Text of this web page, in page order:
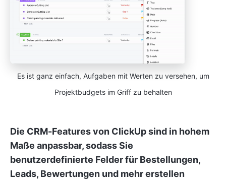
Es ist ganz einfach, Aufgaben mit Werten zu versehen, um
Projektbudgets im Griff zu behalten
Die CRM-Features von ClickUp sind in hohem
Maße anpassbar, sodass Sie
benutzerdefinierte Felder für Bestellungen,
Leads, Bewertungen und mehr erstellen